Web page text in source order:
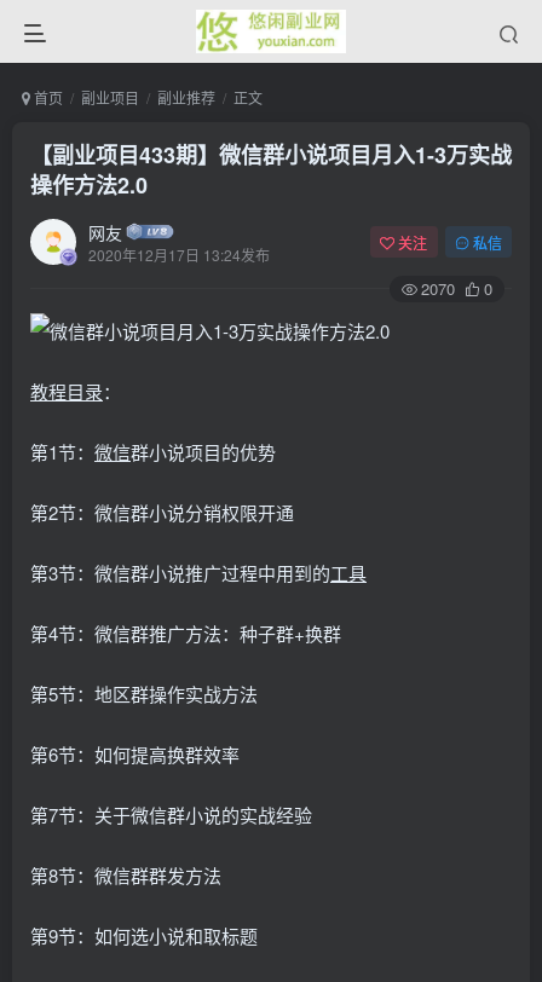
首页 副业项目 副业推荐 正文
【副业项目433期】微信群小说项目月入1-3万实战
操作方法2.0
网友
2020年12月17日 13:24发布
关注 私信
2070 0
教程目录：
第1节： 微信群小说项目的优势
第2节：微信群小说分销权限开通
第3节：微信群小说推广过程中用到的工具
第4节：微信群推广方法：种子群+换群
第5节：地区群操作实战方法
第6节：如何提高换群效率
第7节：关于微信群小说的实战经验
第8节：微信群群发方法
第9节：如何选小说和取标题